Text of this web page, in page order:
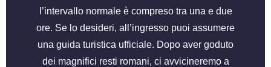
l’intervallo normale è compreso tra una e due
ore. Se lo desideri, all’ingresso puoi assumere
una guida turistica ufficiale. Dopo aver goduto
dei magnifici resti romani, ci avvicineremo a